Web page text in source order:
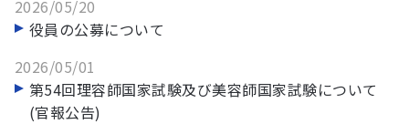
2026/05/20
役員の公募について
2026/05/01
第54回理容師国家試験及び美容師国家試験について
(官報公告)